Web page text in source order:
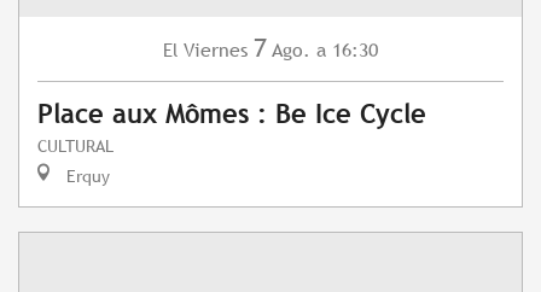
El Viernes 7 Ago. a 16:30
Place aux Mômes : Be Ice Cycle
CULTURAL
Erquy